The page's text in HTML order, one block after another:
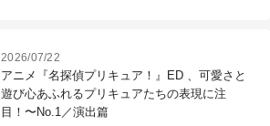
2026/07/22
アニメ『名探偵プリキュア！』ED 、可愛さと
遊び心あふれるプリキュアたちの表現に注
目！〜No.1／演出篇